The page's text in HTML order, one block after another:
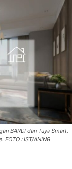
BARDI dan Tuya Smart,
FOTO : IST/ANING